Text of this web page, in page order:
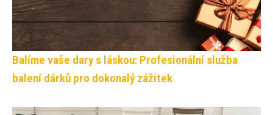
Balíme vaše dary s láskou: Profesionální služba
balení dárků pro dokonalý zážitek